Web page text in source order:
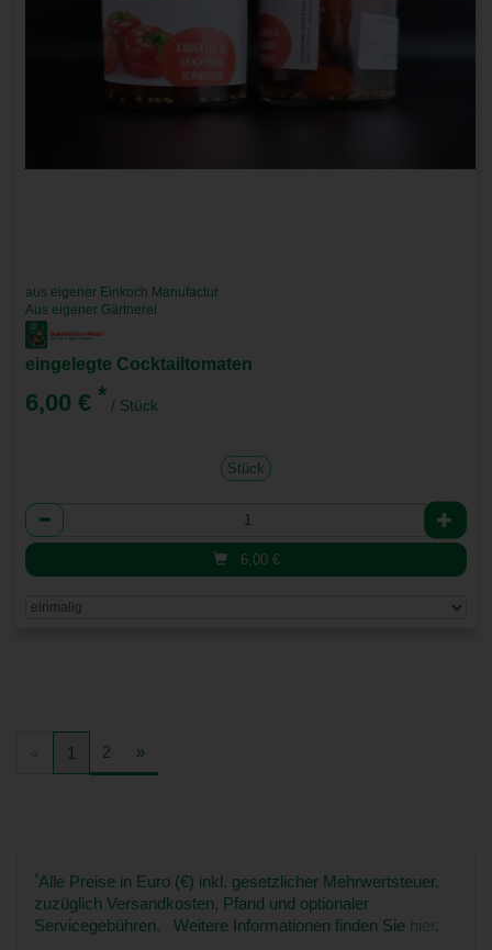
aus eigener Einkoch Manufactur
Aus eigener Gärtnerei
eingelegte Cocktailtomaten
6,00 € * / Stück
Stück
Anzahl
6,00 €
1 2 »
*Alle Preise in Euro (€) inkl. gesetzlicher Mehrwertsteuer,
zuzüglich Versandkosten, Pfand und optionaler
Servicegebühren. Weitere Informationen finden Sie hier.